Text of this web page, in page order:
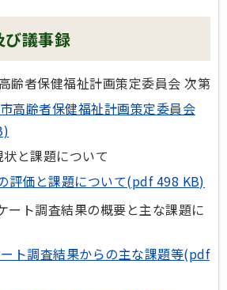
び議事録
齢者保健福祉計画策定委員会 次第
高齢者保健福祉計画策定委員会
と課題について
評価と課題について(pdf 498 KB)
ート調査結果の概要と主な課題に
ト調査結果からの主な課題等(pdf